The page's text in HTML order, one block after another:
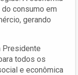
consumo em
gerando
Presidente
todos os
e econômica